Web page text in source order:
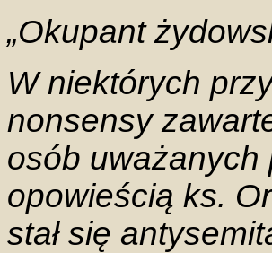
„Okupant
W niektórych
nonsensy
osób uważanych
opowieścią ks.
stał się